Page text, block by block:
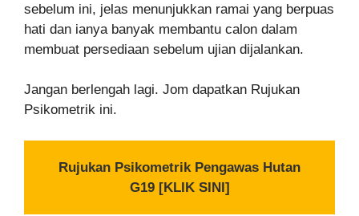
sebelum ini, jelas menunjukkan ramai yang berpuas
hati dan ianya banyak membantu calon dalam
membuat persediaan sebelum ujian dijalankan.
Jangan berlengah lagi. Jom dapatkan Rujukan
Psikometrik ini.
Rujukan Psikometrik Pengawas Hutan
G19 [KLIK SINI]